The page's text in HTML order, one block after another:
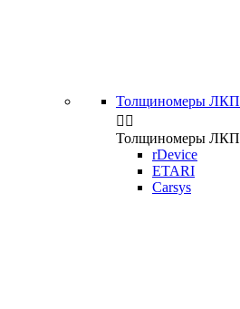
Толщиномеры ЛКП
 
Толщиномеры ЛКП
rDevice
ETARI
Carsys